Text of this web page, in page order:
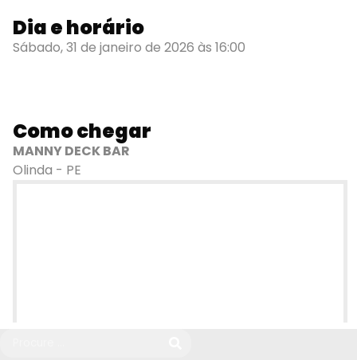
Dia e horário
Sábado, 31 de janeiro de 2026 às 16:00
Como chegar
MANNY DECK BAR
Olinda - PE